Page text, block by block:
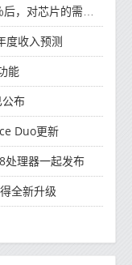
芯片的需求将增强
度收入预测
能
布
Duo更新
理器一起发布
全新升级